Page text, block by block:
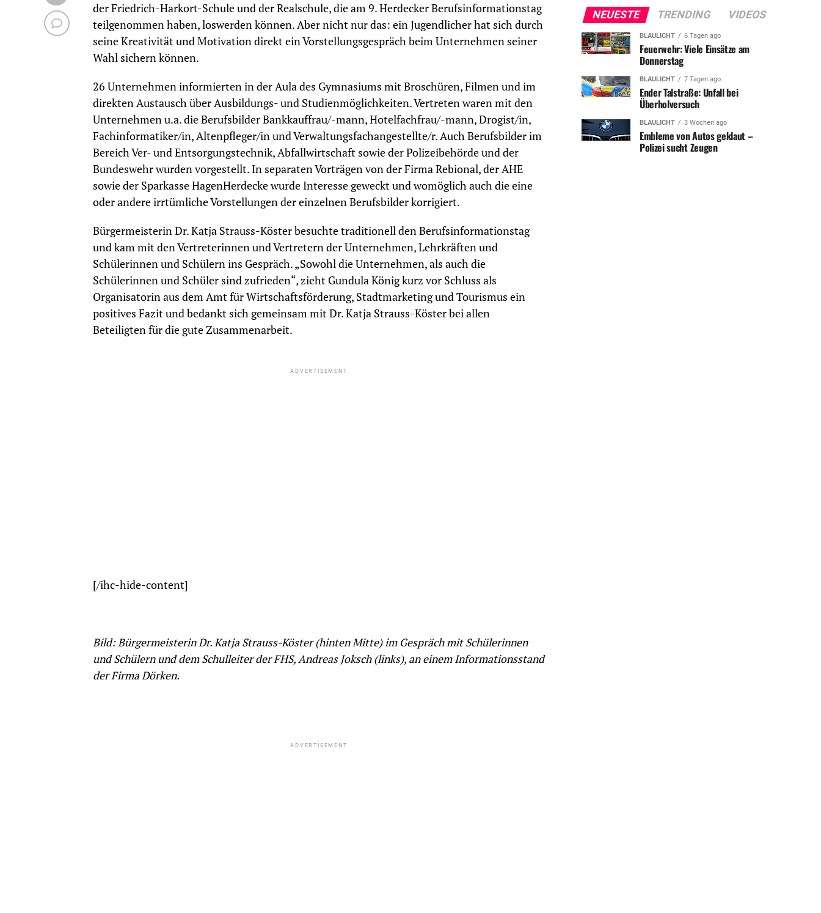
der Friedrich-Harkort-Schule und der Realschule, die am 9. Herdecker Berufsinformationstag
teilgenommen haben, loswerden können. Aber nicht nur das: ein Jugendlicher hat sich durch
seine Kreativität und Motivation direkt ein Vorstellungsgespräch beim Unternehmen seiner
Wahl sichern können.
26 Unternehmen informierten in der Aula des Gymnasiums mit Broschüren, Filmen und im
direkten Austausch über Ausbildungs- und Studienmöglichkeiten. Vertreten waren mit den
Unternehmen u.a. die Berufsbilder Bankkauffrau/-mann, Hotelfachfrau/-mann, Drogist/in,
Fachinformatiker/in, Altenpfleger/in und Verwaltungsfachangestellte/r. Auch Berufsbilder im
Bereich Ver- und Entsorgungstechnik, Abfallwirtschaft sowie der Polizeibehörde und der
Bundeswehr wurden vorgestellt. In separaten Vorträgen von der Firma Rebional, der AHE
sowie der Sparkasse HagenHerdecke wurde Interesse geweckt und womöglich auch die eine
oder andere irrtümliche Vorstellungen der einzelnen Berufsbilder korrigiert.
Bürgermeisterin Dr. Katja Strauss-Köster besuchte traditionell den Berufsinformationstag
und kam mit den Vertreterinnen und Vertretern der Unternehmen, Lehrkräften und
Schülerinnen und Schülern ins Gespräch. „Sowohl die Unternehmen, als auch die
Schülerinnen und Schüler sind zufrieden“, zieht Gundula König kurz vor Schluss als
Organisatorin aus dem Amt für Wirtschaftsförderung, Stadtmarketing und Tourismus ein
positives Fazit und bedankt sich gemeinsam mit Dr. Katja Strauss-Köster bei allen
Beteiligten für die gute Zusammenarbeit.
ADVERTISEMENT
[/ihc-hide-content]
Bild: Bürgermeisterin Dr. Katja Strauss-Köster (hinten Mitte) im Gespräch mit Schülerinnen
und Schülern und dem Schulleiter der FHS, Andreas Joksch (links), an einem Informationsstand
der Firma Dörken.
ADVERTISEMENT
NEUESTE TRENDING VIDEOS
BLAULICHT 6 Tagen ago
Feuerwehr: Viele Einsätze am
Donnerstag
BLAULICHT 7 Tagen ago
Ender Talstraße: Unfall bei
Überholversuch
BLAULICHT 3 Wochen ago
Embleme von Autos geklaut –
Polizei sucht Zeugen